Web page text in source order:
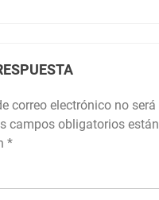
correo electrónico no será
campos obligatorios están
*